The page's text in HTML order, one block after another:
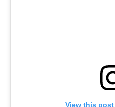
View this